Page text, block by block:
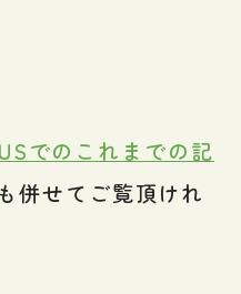
でのこれまでの記
も併せてご覧頂けれ